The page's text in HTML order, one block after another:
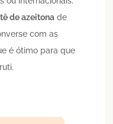
de azeitona de
com as
é ótimo para que